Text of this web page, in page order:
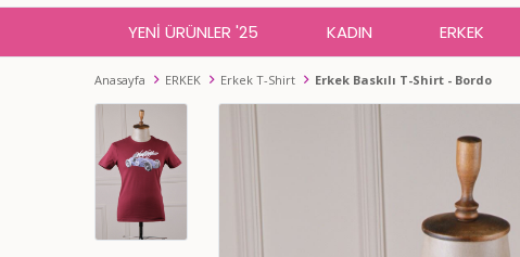
YENİ ÜRÜNLER '25 KADIN ERKEK
Anasayfa ERKEK Erkek T-Shirt Erkek Baskılı T-Shirt - Bordo